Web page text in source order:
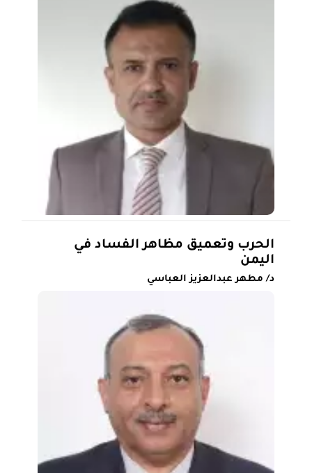
الحرب وتعميق مظاهر الفساد في
اليمن
د/ مطهر عبدالعزيز العباسي